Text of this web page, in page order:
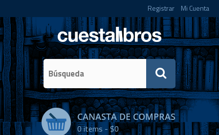
Registrar Mi Cuenta
CANASTA DE COMPRAS
0items -$0